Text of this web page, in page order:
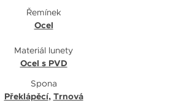
Řemínek
Ocel
Materiál lunety
Ocel s PVD
Spona
Překlápěcí, Trnová